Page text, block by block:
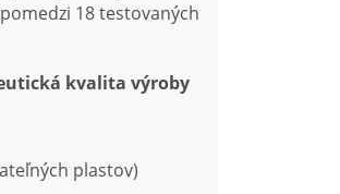
18 testovaných
kvalita výroby
plastov)